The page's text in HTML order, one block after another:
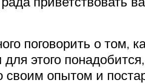
поговорить о том,
этого
своим опытом и